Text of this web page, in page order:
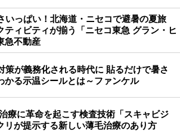
いっぱい！北海道・ニセコで避暑の夏旅
ティビティが揃う「ニセコ東急 グラン・ヒ
急不動産
策が義務化される時代に 貼るだけで暑さ
かる示温シールとは～ファンケル
療に革命を起こす検査技術「スキャビジ
リが提示する新しい薄毛治療のあり方